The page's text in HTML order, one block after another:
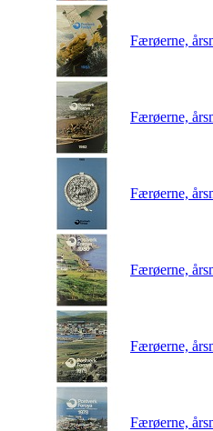
Færøerne,
Færøerne,
Færøerne,
Færøerne,
Færøerne,
Færøerne,